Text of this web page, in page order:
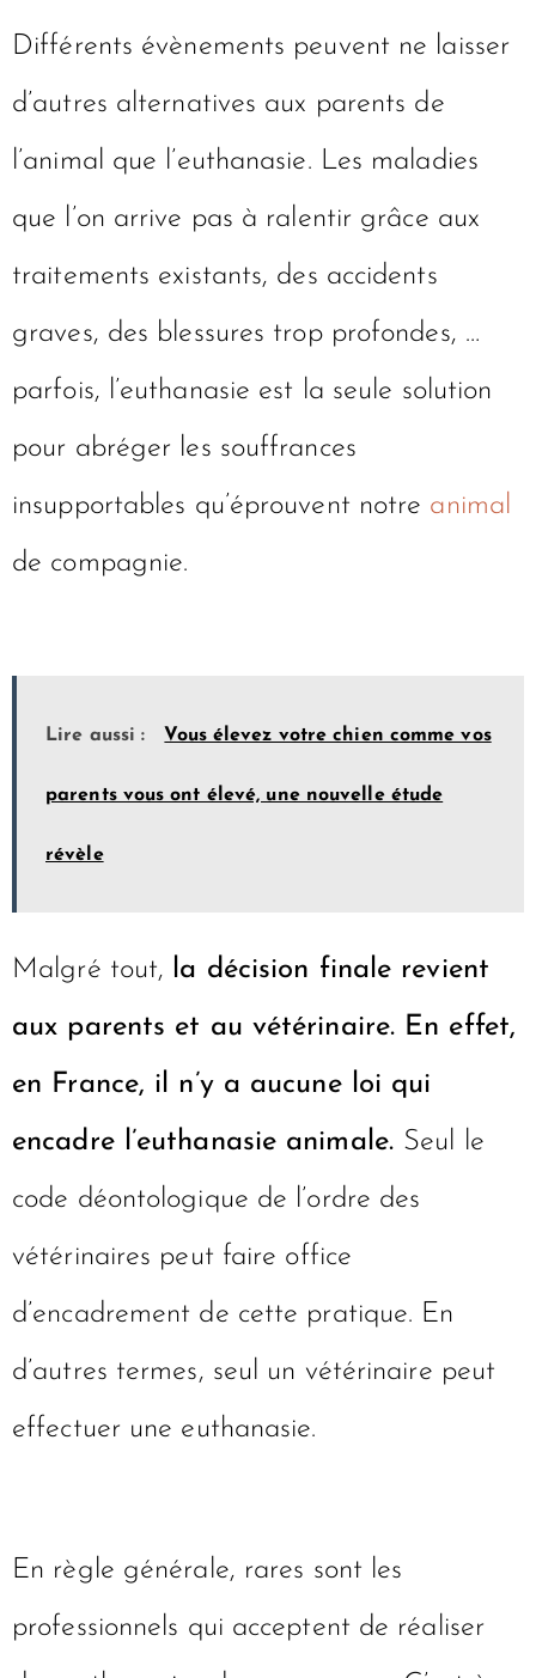
Différents évènements peuvent ne laisser
d’autres alternatives aux parents de
l’animal que l’euthanasie. Les maladies
que l’on arrive pas à ralentir grâce aux
traitements existants, des accidents
graves, des blessures trop profondes, …
parfois, l’euthanasie est la seule solution
pour abréger les souffrances
insupportables qu’éprouvent notre animal
de compagnie.
Lire aussi : Vous élevez votre chien comme vos
parents vous ont élevé, une nouvelle étude
révèle
Malgré tout, la décision finale revient
aux parents et au vétérinaire. En effet,
en France, il n’y a aucune loi qui
encadre l’euthanasie animale. Seul le
code déontologique de l’ordre des
vétérinaires peut faire office
d’encadrement de cette pratique. En
d’autres termes, seul un vétérinaire peut
effectuer une euthanasie.
En règle générale, rares sont les
professionnels qui acceptent de réaliser